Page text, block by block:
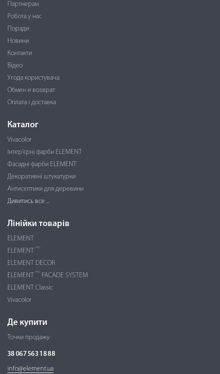
Партнерам
Робота у нас
Поради
Новини
Контакти
Відео
Угода користувача
Обмен и возврат
Оплата і доставка
Каталог
Vivacolor
Інтер'єрні фарби ELEMENT
Фасадні фарби ELEMENT
Декоративні штукатурки
Антисептики для деревини
Дивитись все ...
Лінійки товарів
ELEMENT
ELEMENT
PRO
ELEMENT DECOR
ELEMENT
PRO
FACADE SYSTEM
ELEMENT Classic
Vivacolor
Де купити
Точки продажу
38 067 563 18 88
info@element.ua